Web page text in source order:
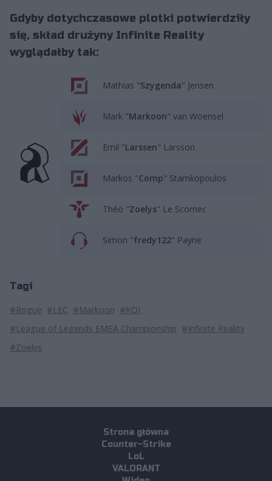
Gdyby dotychczasowe plotki potwierdziły
się, skład drużyny Infinite Reality
wyglądałby tak:
Mathias "Szygenda" Jensen
Mark "Markoon" van Woensel
Emil "Larssen" Larsson
Markos "Comp" Stamkopoulos
Théo "Zoelys" Le Scornec
Simon "fredy122" Payne
Tagi
#Rogue #LEC #Markoon #KOI
#League of Legends EMEA Championship #Infinite Reality
#Zoelys
Strona główna
Counter-Strike
LoL
VALORANT